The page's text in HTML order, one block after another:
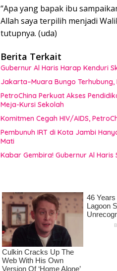
“Apa yang bapak ibu
Allah saya terpilih menjadi
tutupnya. (uda)
Berita Terkait
Gubernur Al Haris Harap Kenduri
Jakarta–Muara Bungo Terhubung,
PetroChina Perkuat Akses
Meja-Kursi Sekolah
Komitmen Cegah HIV/AIDS,
Pembunuh IRT di Kota Jambi
Mati
Kabar Gembira! Gubernur Al Haris